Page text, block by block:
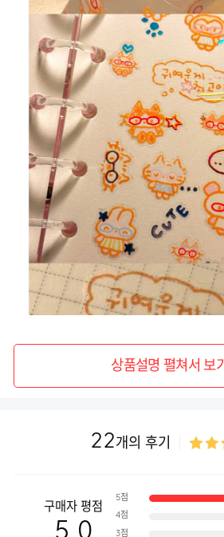
상품설명 펼쳐서 보기
22개의 후기
구매자 평점
5점
4점
3점